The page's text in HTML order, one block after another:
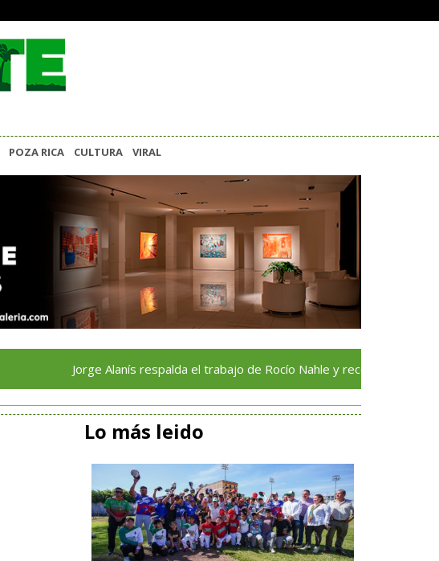
POZA RICA CULTURA VIRAL
Jorge Alanís respalda el trabajo de Rocío Nahle y reconoce su compromiso
Lo más leido